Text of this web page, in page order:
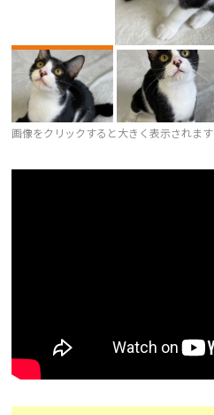
画像をクリックすると大きく表示されます